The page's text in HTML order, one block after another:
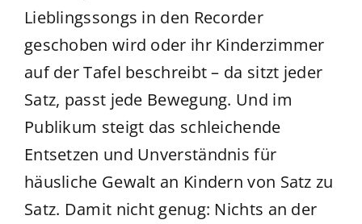
Lieblingssongs in den Recorder
geschoben wird oder ihr Kinderzimmer
auf der Tafel beschreibt – da sitzt jeder
Satz, passt jede Bewegung. Und im
Publikum steigt das schleichende
Entsetzen und Unverständnis für
häusliche Gewalt an Kindern von Satz zu
Satz. Damit nicht genug: Nichts an der